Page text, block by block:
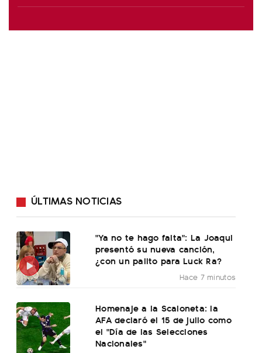
ÚLTIMAS NOTICIAS
"Ya no te hago falta": La Joaqui
presentó su nueva canción,
¿con un palito para Luck Ra?
Hace 7 minutos
Homenaje a la Scaloneta: la
AFA declaró el 15 de julio como
el "Día de las Selecciones
Nacionales"